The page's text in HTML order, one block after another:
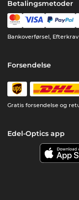
Betalingsmetoder
Bankoverførsel, Efterkrav
Forsendelse
Gratis forsendelse og
Edel-Optics app